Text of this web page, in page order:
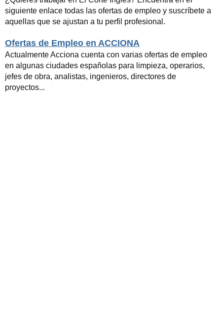
siguiente enlace todas las ofertas de empleo y suscríbete a
aquellas que se ajustan a tu perfil profesional.
Ofertas de Empleo en ACCIONA
Actualmente Acciona cuenta con varias ofertas de empleo
en algunas ciudades españolas para limpieza, operarios,
jefes de obra, analistas, ingenieros, directores de
proyectos...